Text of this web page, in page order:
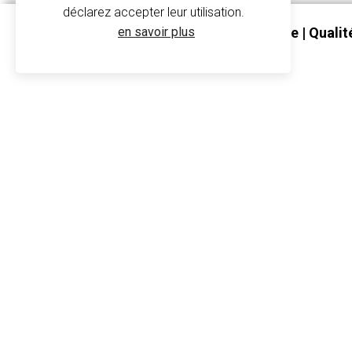
Gilet
Gilet Polaire Personnalisable |
déclarez accepter leur utilisation.
en savoir plus